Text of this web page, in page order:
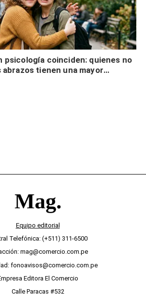
psicología coinciden: quienes no
tienen una mayor
estímulos físicos y no es por
Equipo editorial
Telefónica: (+511) 311-6500
mag@comercio.com.pe
fonoavisos@comercio.com.pe
Editora El Comercio
Calle Paracas #532